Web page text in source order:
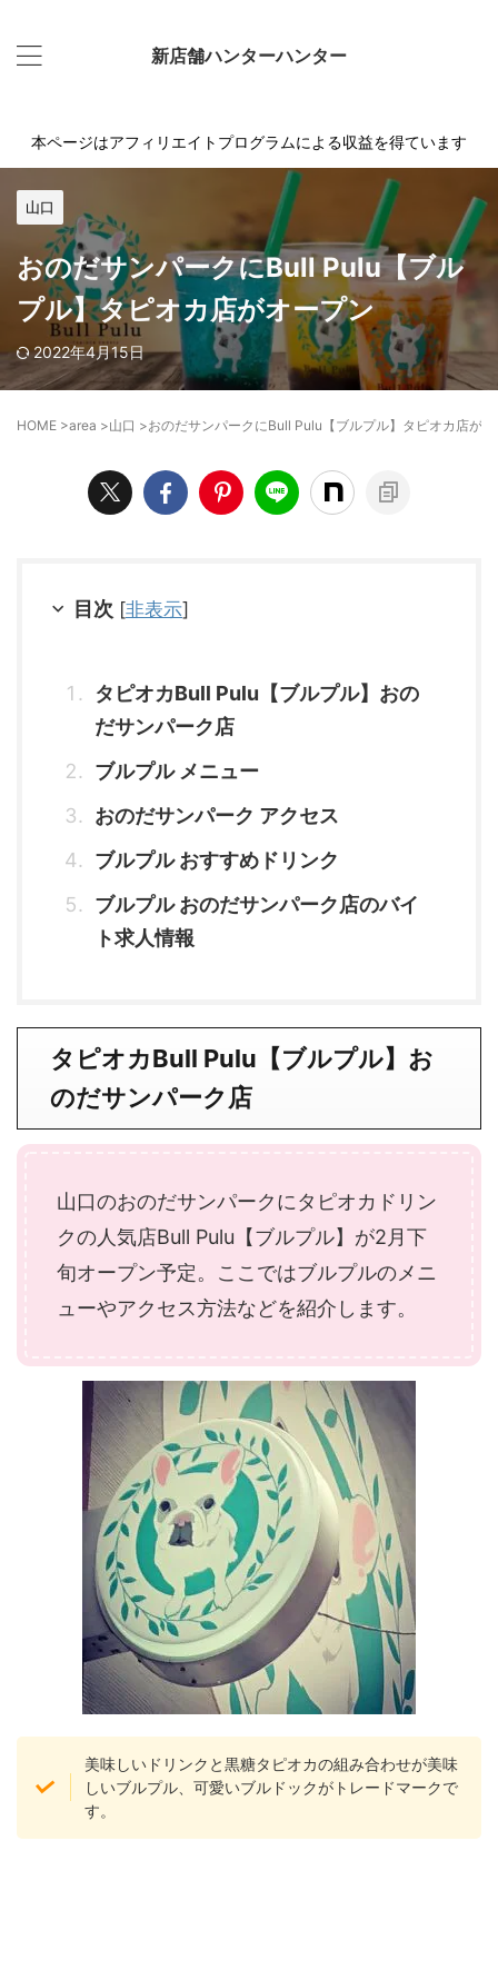
新店舗ハンターハンター
本ページはアフィリエイトプログラムによる収益を得ています
山口
おのだサンパークにBull Pulu【ブル
プル】タピオカ店がオープン
2022年4月15日
HOME >area >山口 >おのだサンパークにBull Pulu【ブルプル】タピオカ店が
目次 [非表示]
タピオカBull Pulu【ブルプル】おの
だサンパーク店
ブルプル メニュー
おのだサンパーク アクセス
ブルプル おすすめドリンク
ブルプル おのだサンパーク店のバイ
ト求人情報
タピオカBull Pulu【ブルプル】お
のだサンパーク店
山口のおのだサンパークにタピオカドリン
クの人気店Bull Pulu【ブルプル】が2月下
旬オープン予定。ここではブルプルのメニ
ューやアクセス方法などを紹介します。
美味しいドリンクと黒糖タピオカの組み合わせが美味
しいブルプル、可愛いブルドックがトレードマークで
す。